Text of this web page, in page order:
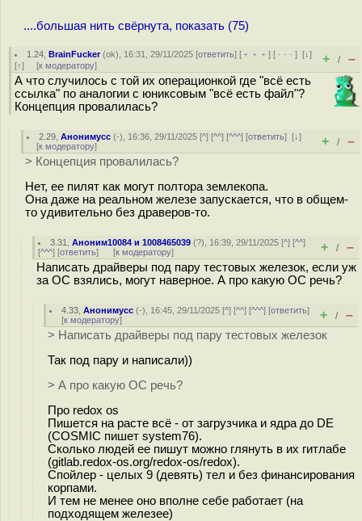
....большая нить свёрнута, показать (75)
1.24 ,BrainFucker(ok), 16:31, 29/11/2025 [ответить] [ ﹢﹢﹢] [ · · ·][↓]
[↑] [к модератору] + / –
А что случилось с той их операционкой где "всё есть
ссылка" по аналогии с юниксовым "всё есть файл"?
Концепция провалилась?
2.29 ,Анонимусс (-), 16:36, 29/11/2025 [^] [^^] [^^^] [ответить][↓]
[к модератору] + / –
> Концепция провалилась?
Нет, ее пилят как могут полтора землекопа.
Она даже на реальном железе запускается, что в общем-
то удивительно без драверов-то.
3.31 ,Аноним10084 и 1008465039 (?), 16:39, 29/11/2025 [^] [^^]
[^^^] [ответить] [к модератору] + / –
Написать драйверы под пару тестовых железок, если уж
за ОС взялись, могут наверное. А про какую ОС речь?
4.33 ,Анонимусс (-), 16:45, 29/11/2025 [^] [^^] [^^^] [ответить]
[к модератору] + / –
> Написать драйверы под пару тестовых железок
Так под пару и написали))
> А про какую ОС речь?
Про redox os
Пишется на расте всё - от загрузчика и ядра до DE
(COSMIC пишет system76).
Сколько людей ее пишут можно глянуть в их гитлабе
(gitlab.redox-os.org/redox-os/redox).
Спойлер - целых 9 (девять) тел и без финансирования
корпами.
И тем не менее оно вполне себе работает (на
подходящем железее)